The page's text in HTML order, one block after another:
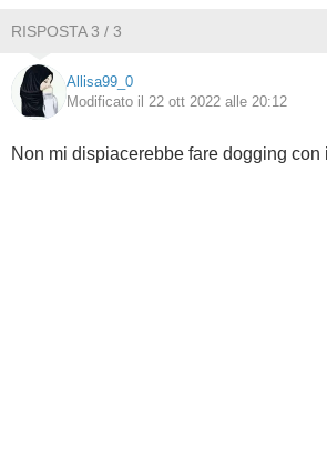
RISPOSTA 3 / 3
Allisa99_0
Modificato il 22 ott 2022 alle 20:12
Non mi dispiacerebbe fare dogging con